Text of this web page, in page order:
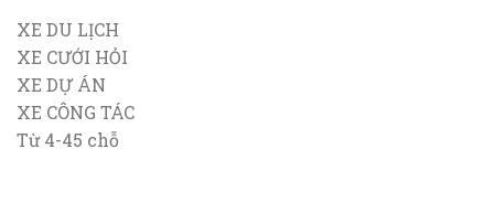
XE DU LỊCH
XE CƯỚI HỎI
XE DỰ ÁN
XE CÔNG TÁC
Từ 4-45 chỗ